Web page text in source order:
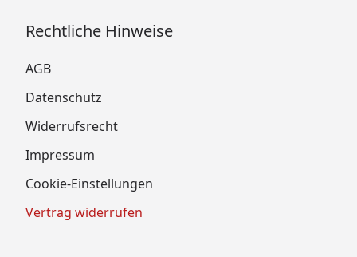
Rechtliche Hinweise
AGB
Datenschutz
Widerrufsrecht
Impressum
Cookie-Einstellungen
Vertrag widerrufen